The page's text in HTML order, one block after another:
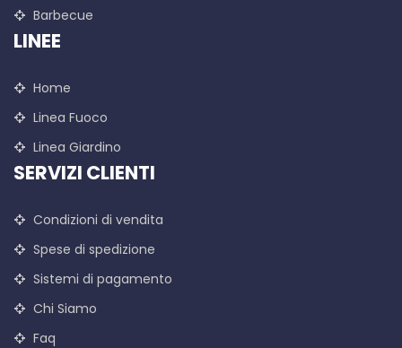
Barbecue
LINEE
Home
Linea Fuoco
Linea Giardino
SERVIZI CLIENTI
Condizioni di vendita
Spese di spedizione
Sistemi di pagamento
Chi Siamo
Faq